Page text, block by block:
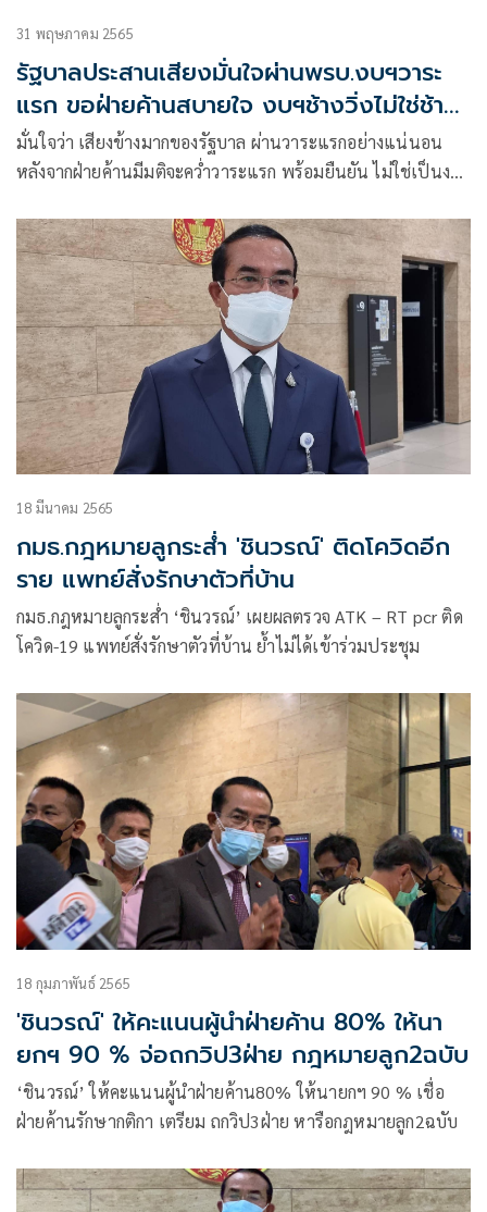
31 พฤษภาคม 2565
รัฐบาลประสานเสียงมั่นใจผ่านพรบ.งบฯวาระ
แรก ขอฝ่ายค้านสบายใจ งบฯช้างวิ่งไม่ใช่ช้าง
ป่วย
มั่นใจว่า เสียงข้างมากของรัฐบาล ผ่านวาระแรกอย่างแน่นอน
หลังจากฝ่ายค้านมีมติจะคว่ำวาระแรก พร้อมยืนยัน ไม่ใช่เป็นงบ
18 มีนาคม 2565
กมธ.กฎหมายลูกระส่ำ 'ชินวรณ์' ติดโควิดอีก
ราย แพทย์สั่งรักษาตัวที่บ้าน
กมธ.กฎหมายลูกระส่ำ ‘ชินวรณ์’ เผยผลตรวจ ATK – RT pcr ติด
โควิด-19 แพทย์สั่งรักษาตัวที่บ้าน ย้ำไม่ได้เข้าร่วมประชุม
18 กุมภาพันธ์ 2565
'ชินวรณ์' ให้คะแนนผู้นำฝ่ายค้าน 80% ให้นา
ยกฯ 90 % จ่อถกวิป3ฝ่าย กฎหมายลูก2ฉบับ
‘ชินวรณ์’ ให้คะแนนผู้นำฝ่ายค้าน80% ให้นายกฯ 90 % เชื่อ
ฝ่ายค้านรักษากติกา เตรียม ถกวิป3ฝ่าย หารือกฎหมายลูก2ฉบับ